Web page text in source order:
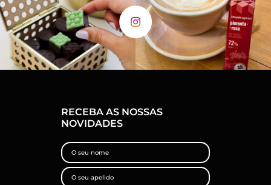
RECEBA AS NOSSAS
NOVIDADES